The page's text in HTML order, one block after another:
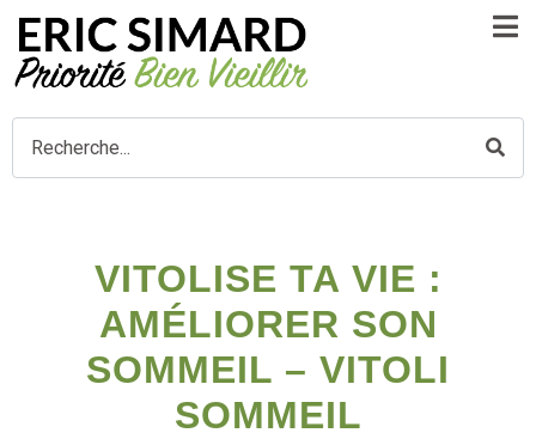
VITOLISE TA VIE :
AMÉLIORER SON
SOMMEIL – VITOLI
SOMMEIL